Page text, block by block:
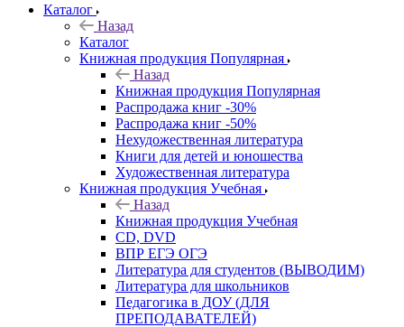
Каталог
Назад
Каталог
Книжная продукция Популярная
Назад
Книжная продукция Популярная
Распродажа книг -30%
Распродажа книг -50%
Нехудожественная литература
Книги для детей и юношества
Художественная литература
Книжная продукция Учебная
Назад
Книжная продукция Учебная
CD, DVD
ВПР ЕГЭ ОГЭ
Литература для студентов (ВЫВОДИМ)
Литература для школьников
Педагогика в ДОУ (ДЛЯ
ПРЕПОДАВАТЕЛЕЙ)